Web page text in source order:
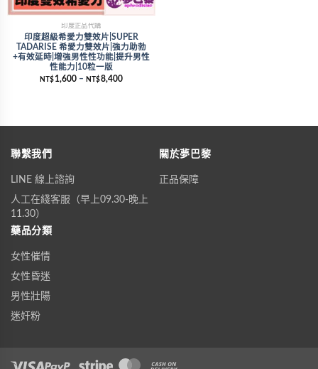
印度正品代購
印度超級希愛力雙效片|SUPER
TADARISE 希愛力雙效片|強力助勃
+有效延時|增強男性性功能|提升男性
性能力|10粒一版
NT$ 1,600 – NT$8,400
聯繫我們
LINE 線上諮詢
人工在綫客服（早上09.30-晚上
11.30）
關於夢巴黎
正品保障
藥品分類
女性催情
女性昏迷
男性壯陽
迷奸粉